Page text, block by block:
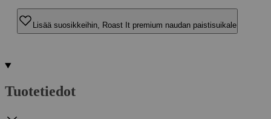
Lisää suosikkeihin, Roast It premium naudan paistisuikale
Tuotetiedot